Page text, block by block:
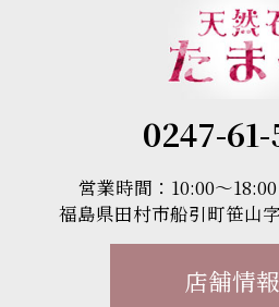
0247-
営業時間：10:00～
福島県田村市船引町笹山
店舗情報